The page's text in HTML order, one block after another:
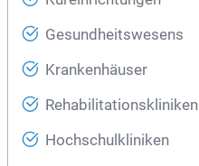
Gesundheitswesens
Krankenhäuser
Rehabilitationskliniken
Hochschulkliniken